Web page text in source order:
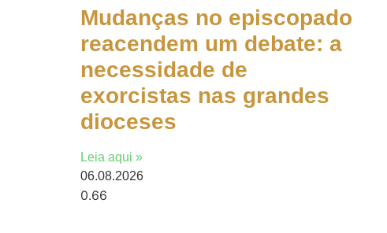
Mudanças no episcopado
reacendem um debate: a
necessidade de
exorcistas nas grandes
dioceses
Leia aqui »
06.08.2026